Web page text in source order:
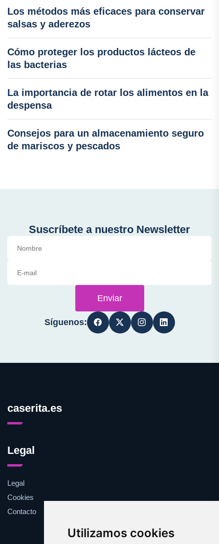
Utilizamos cookies
Los métodos más eficaces para conservar
salsas y aderezos
Cómo proteger los productos lácteos de
las bacterias
La importancia de rotar los alimentos en la
despensa
Consejos para un almacenamiento seguro
de mariscos y pescados
Suscríbete a nuestro Newsletter
Enviar
Síguenos:
caserita.es
Legal
Legal
Cookies
Contacto